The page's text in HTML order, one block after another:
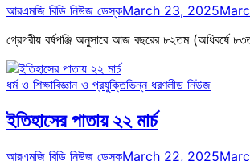
আরএমজি বিডি নিউজ ডেস্কMarch 23, 2025
গ্রেগরীয় বর্ষপঞ্জি অনুসারে আজ বছরের ৮২তম (অধিবর্ষে
ধর্ম ও শিক্ষাবিজ্ঞান ও প্রযুক্তিভিন্ন ধরণলীড নিউজ
ইতিহাসের পাতায় ২২ মার্চ
আরএমজি বিডি নিউজ ডেস্কMarch 22, 2025